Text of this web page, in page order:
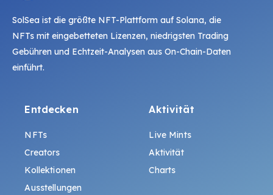
SolSea ist die größte NFT-Plattform auf Solana, die
NFTs mit eingebetteten Lizenzen, niedrigsten Trading
Gebühren und Echtzeit-Analysen aus On-Chain-Daten
einführt.
Entdecken
NFTs
Creators
Kollektionen
Ausstellungen
Aktivität
Live Mints
Aktivität
Charts